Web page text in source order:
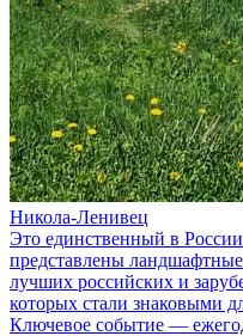
Никола-Ленивец
Это единственный в
представлены
лучших российских и
которых стали знаковыми
Ключевое событие —